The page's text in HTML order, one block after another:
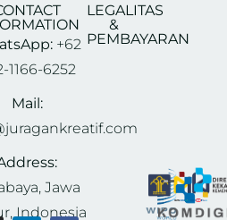
+62
1166-6252
Mail:
Jawa
Indonesia
LEGALITAS
&
PEMBAYARAN